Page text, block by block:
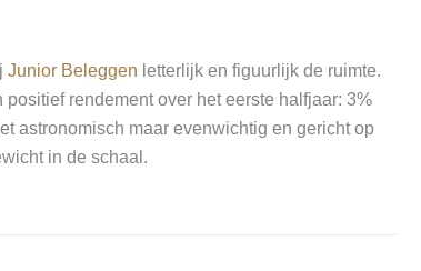
Junior Beleggen letterlijk en figuurlijk de ruimte.
rendement over het eerste halfjaar: 3%
astronomisch maar evenwichtig en gericht op
in de schaal.